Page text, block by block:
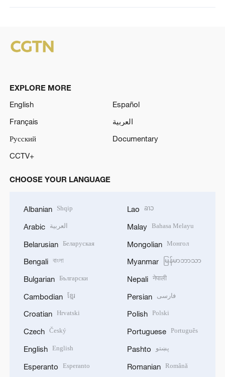
EXPLORE MORE
English
Español
Français
العربية
Русский
Documentary
CCTV+
CHOOSE YOUR LANGUAGE
Albanian Shqip
Arabic العربية
Belarusian Беларуская
Bengali বাংলা
Bulgarian Български
Cambodian ខ្មែរ
Croatian Hrvatski
Czech Český
English English
Esperanto Esperanto
Lao ລາວ
Malay Bahasa Melayu
Mongolian Монгол
Myanmar မြန်မာဘာသာ
Nepali नेपाली
Persian فارسی
Polish Polski
Portuguese Português
Pashto پښتو
Romanian Română